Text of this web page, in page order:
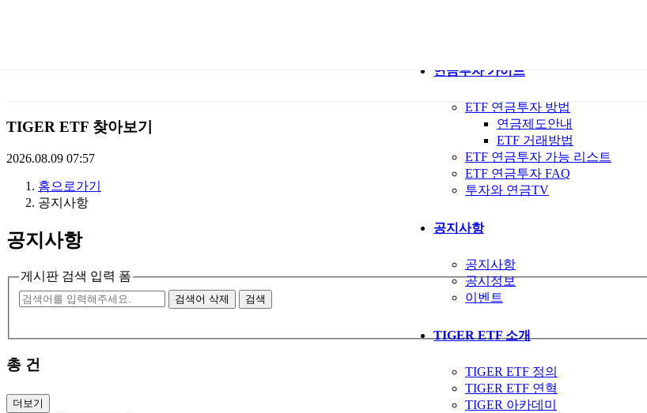
에
셋
TIGERETF
연금투자 가이드
ETF 연금투자 방법
연금제도안내
ETF 거래방법
ETF 연금투자 가능 리스트
ETF 연금투자 FAQ
투자와 연금TV
공지사항
공지사항
공시정보
이벤트
TIGER ETF 소개
TIGER ETF 정의
TIGER ETF 연혁
TIGER 아카데미
TIGER ETF 찾아보기
2026.08.09 07:57
홈으로가기
공지사항
공지사항
게시판 검색 입력 폼
검색어 삭제 검색
총 건
더보기